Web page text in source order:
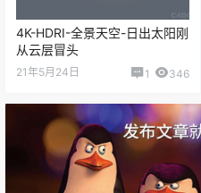
4K-HDRI-全景天空-日出太阳刚
从云层冒头
21年5月24日 1 346